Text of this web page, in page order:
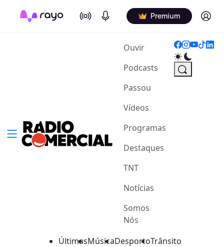
On Air Podcasts Premium Log in
Ouvir(current)
Podcasts
Passou
Vídeos
Programas
Destaques
TNT
Notícias
Somos
Nós
ÚltimasMúsicaDesportoTrânsito